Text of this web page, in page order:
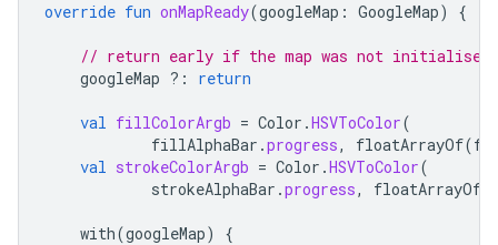
override fun onMapReady(googleMap : GoogleMap) {
// return early if the map was not initialised
googleMap ?: return
val fillColorArgb = Color .HSVToColor(
fillAlphaBar .progress, floatArrayOf(
val strokeColorArgb = Color .HSVToColor(
strokeAlphaBar .progress, floatArrayOf
with(googleMap)
{